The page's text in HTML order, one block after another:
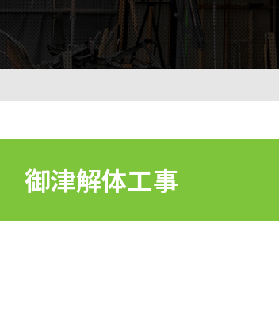
御津解体工事